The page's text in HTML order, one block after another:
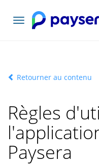
Basculer
Retourner au contenu
Règles
Paysera